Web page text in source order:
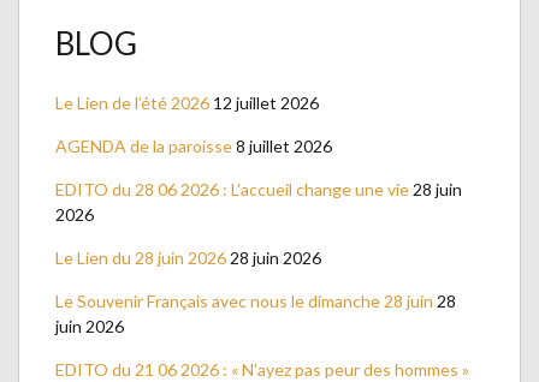
BLOG
Le Lien de l’été 2026 12 juillet 2026
AGENDA de la paroisse8 juillet 2026
EDITO du 28 06 2026 : L’accueil change une vie 28 juin
2026
Le Lien du 28 juin 2026 28 juin 2026
Le Souvenir Français avec nous le dimanche 28 juin 28
juin 2026
EDITO du 21 06 2026 : « N’ayez pas peur des hommes »